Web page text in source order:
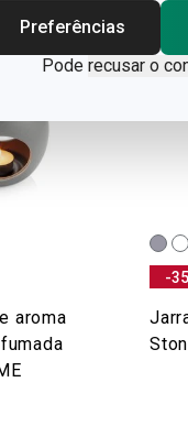
Preferências
Pode recusar o
aroma
-